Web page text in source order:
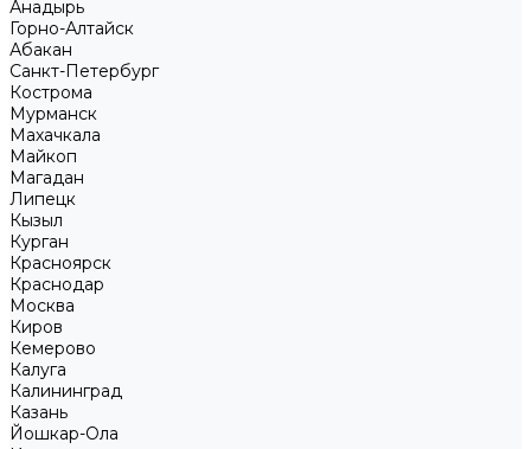
Анадырь
Горно-Алтайск
Абакан
Санкт-Петербург
Кострома
Мурманск
Махачкала
Майкоп
Магадан
Липецк
Кызыл
Курган
Красноярск
Краснодар
Москва
Киров
Кемерово
Калуга
Калининград
Казань
Йошкар-Ола